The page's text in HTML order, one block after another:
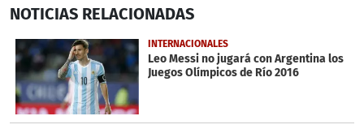
seconds
33
seconds
NOTICIAS RELACIONADAS
INTERNACIONALES
Leo Messi no jugará con Argentina los
Juegos Olímpicos de Río 2016